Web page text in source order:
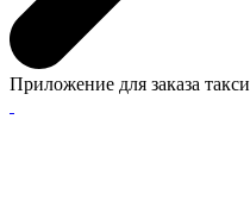
Приложение для заказа такси